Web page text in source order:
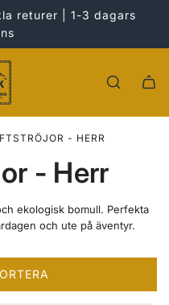
returer | 1-3 dagars
- HERR
- Herr
ekologisk bomull. Perfekta
och ute på äventyr.